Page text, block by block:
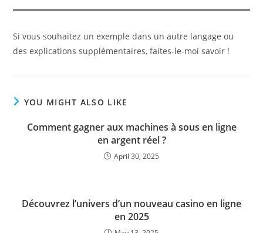
Si vous souhaitez un exemple dans un autre langage ou
des explications supplémentaires, faites-le-moi savoir !
YOU MIGHT ALSO LIKE
Comment gagner aux machines à sous en ligne
en argent réel ?
April 30, 2025
Découvrez l’univers d’un nouveau casino en ligne
en 2025